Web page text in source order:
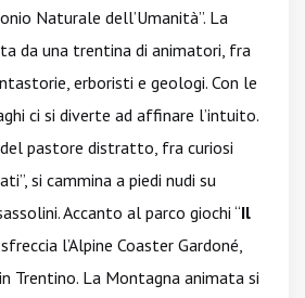
Naturale dell’Umanità”. La
da una trentina di animatori, fra
erboristi e geologi. Con le
ci si diverte ad affinare l’intuito.
pastore distratto, fra curiosi
si cammina a piedi nudi su
Accanto al parco giochi “Il
sfreccia l’Alpine Coaster Gardoné,
Trentino. La Montagna animata si